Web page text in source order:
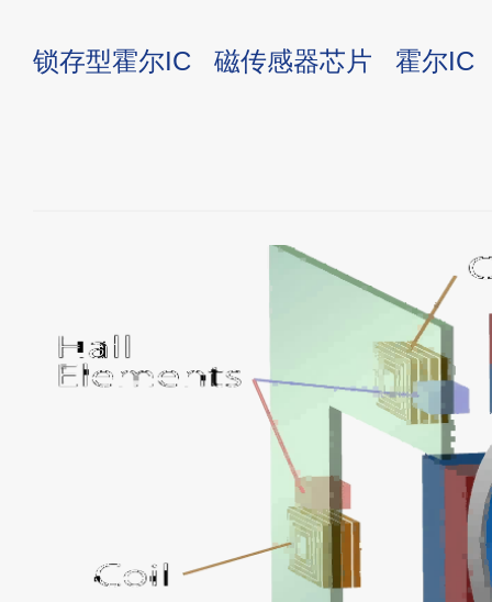
锁存型霍尔IC 磁传感器芯片 霍尔IC